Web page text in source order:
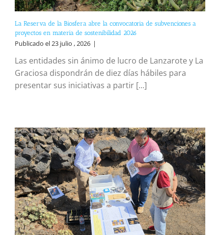
La Reserva de la Biosfera abre la convocatoria de subvenciones a
proyectos en materia de sostenibilidad 2026
Publicado el 23 julio , 2026 |
Las entidades sin ánimo de lucro de Lanzarote y La
Graciosa dispondrán de diez días hábiles para
presentar sus iniciativas a partir [...]